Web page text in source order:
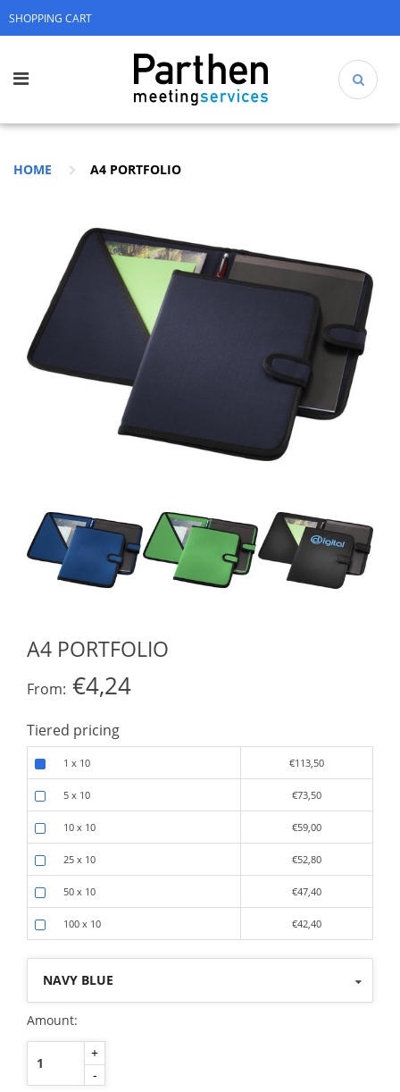
SHOPPING CART
HOME A4 PORTFOLIO
A4 PORTFOLIO
From: €4,24
Tiered pricing
1 x 10 €113,50
5 x 10 €73,50
10 x 10 €59,00
25 x 10 €52,80
50 x 10 €47,40
100 x 10 €42,40
NAVY BLUE
Amount:
+
-